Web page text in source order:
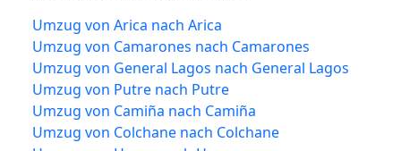
Umzug von Arica nach Arica
Umzug von Camarones nach Camarones
Umzug von General Lagos nach General Lagos
Umzug von Putre nach Putre
Umzug von Camiña nach Camiña
Umzug von Colchane nach Colchane